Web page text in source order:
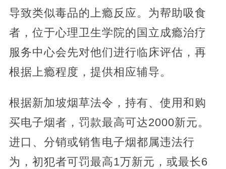
导致类似毒品的上瘾反应。为帮助吸食
者，位于心理卫生学院的国立成瘾治疗
服务中心会先对他们进行临床评估，再
根据上瘾程度，提供相应辅导。
根据新加坡烟草法令，持有、使用和购
买电子烟者，罚款最高可达2000新元。
进口、分销或销售电子烟都属违法行
为，初犯者可罚最高1万新元，或最长6